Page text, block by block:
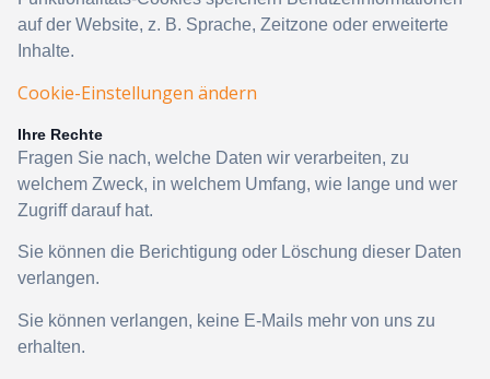
auf der Website, z. B. Sprache, Zeitzone oder erweiterte
Inhalte.
Cookie-Einstellungen ändern
Ihre Rechte
Fragen Sie nach, welche Daten wir verarbeiten, zu
welchem Zweck, in welchem Umfang, wie lange und wer
Zugriff darauf hat.
Sie können die Berichtigung oder Löschung dieser Daten
verlangen.
Sie können verlangen, keine E-Mails mehr von uns zu
erhalten.